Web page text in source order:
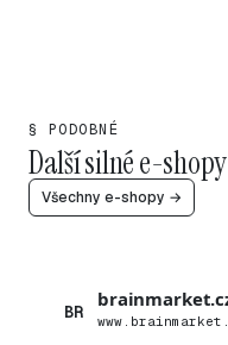
§ PODOBNÉ
Další silné e-
Všechny e-shopy →
BR